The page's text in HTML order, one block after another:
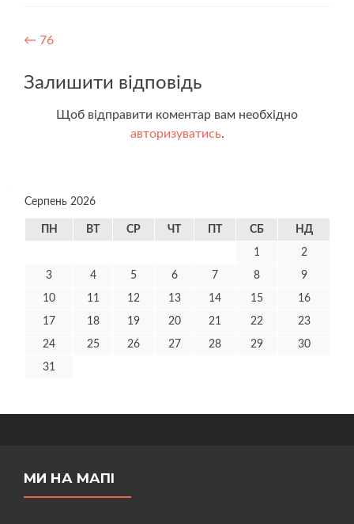
Навігація
записів
← 76
Залишити відповідь
Щоб відправити коментар вам необхідно
авторизуватись.
Серпень 2026
ПН ВТ СР ЧТ СБ НД
1 2
3 4 5 6 7 8 9
10 11 12 13 14 15 16
17 18 19 20 21 22 23
24 25 26 27 28 29 30
31
МИ НА МАПІ